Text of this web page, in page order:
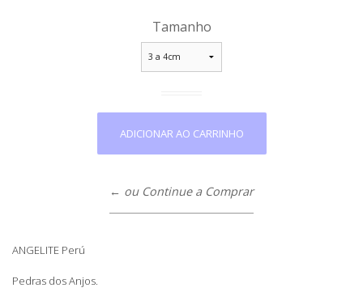
Tamanho
← ou Continue a Comprar
ANGELITE Perú
Pedras dos Anjos.